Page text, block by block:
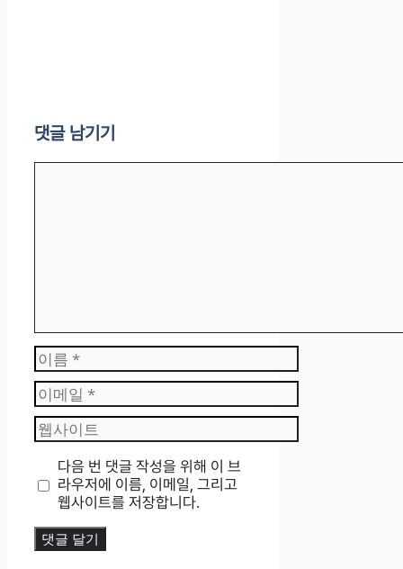
댓글 남기기
이
름
이
메
일
웹
사
트
다음 번 댓글 작성을 위해 이 브
라우저에 이름, 이메일, 그리고
웹사이트를 저장합니다.